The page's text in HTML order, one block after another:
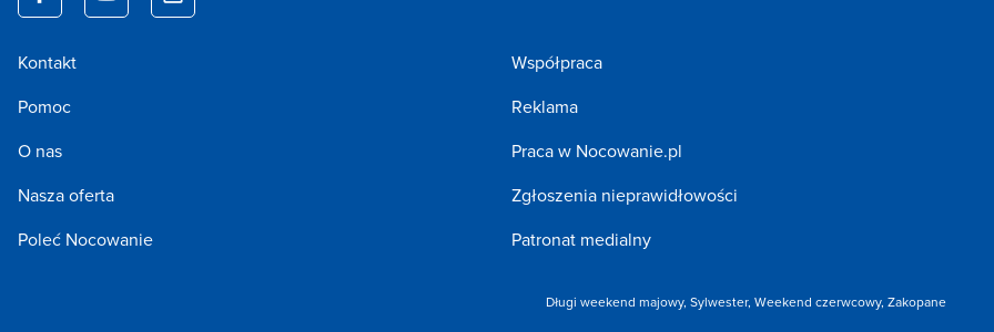
Kontakt
Pomoc
O nas
Nasza oferta
Poleć Nocowanie
Współpraca
Reklama
Praca w Nocowanie.pl
Zgłoszenia nieprawidłowości
Patronat medialny
Długi weekend majowy, Sylwester, Weekend czerwcowy, Zakopane